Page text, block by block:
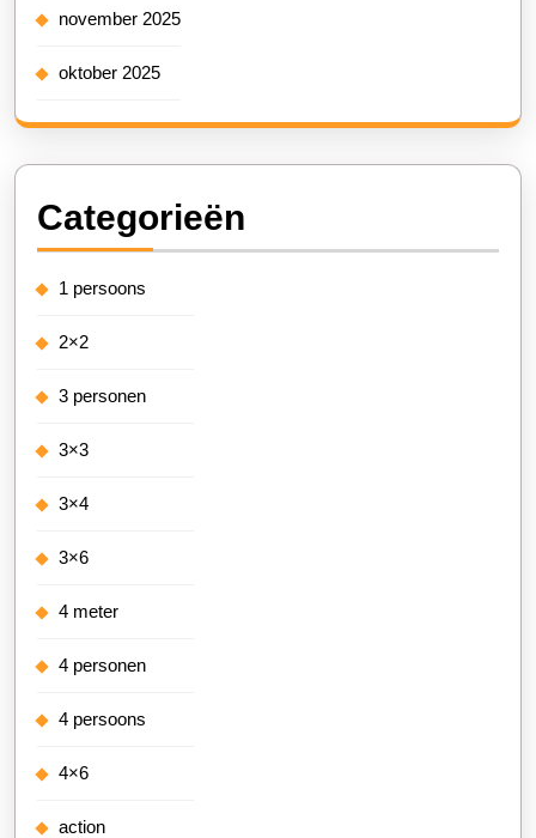
november 2025
oktober 2025
Categorieën
1 persoons
2×2
3 personen
3×3
3×4
3×6
4 meter
4 personen
4 persoons
4×6
action